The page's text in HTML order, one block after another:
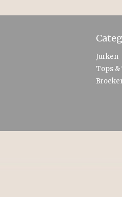
Jurken
Tops &